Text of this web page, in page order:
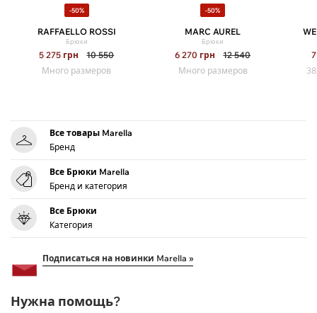
-50%
RAFFAELLO ROSSI
Брюки
5 275 грн
10 550
Много размеров
-50%
MARC AUREL
Брюки
6 270 грн
12 540
Много размеров
Все товары Marella
Бренд
Все Брюки Marella
Бренд и категория
Все Брюки
Категория
Подписаться на новинки Marella »
Нужна помощь?